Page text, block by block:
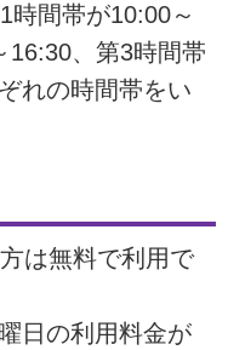
間帯が10:00～
16:30、第3時間帯
れの時間帯をい
は無料で利用で
日の利用料金が